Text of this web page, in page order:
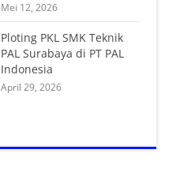
Mei 12, 2026
Ploting PKL SMK Teknik
PAL Surabaya di PT PAL
Indonesia
April 29, 2026